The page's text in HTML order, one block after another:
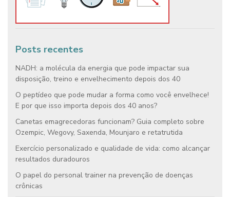
Posts recentes
NADH: a molécula da energia que pode impactar sua
disposição, treino e envelhecimento depois dos 40
O peptídeo que pode mudar a forma como você envelhece!
E por que isso importa depois dos 40 anos?
Canetas emagrecedoras funcionam? Guia completo sobre
Ozempic, Wegovy, Saxenda, Mounjaro e retatrutida
Exercício personalizado e qualidade de vida: como alcançar
resultados duradouros
O papel do personal trainer na prevenção de doenças
crônicas